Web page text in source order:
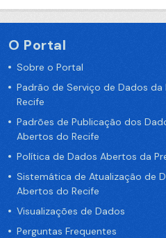
O Portal
Sobre o Portal
Padrão de Serviço de Dados
Recife
Padrões de Publicação dos
Abertos do Recife
Política de Dados Abertos da
Sistemática de Atualização de
Abertos do Recife
Visualizações de Dados
Perguntas Frequentes